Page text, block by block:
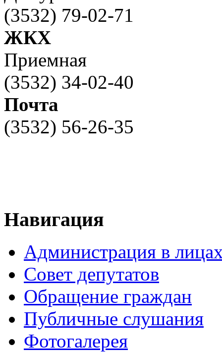
(3532) 79-02-71
ЖКХ
Приемная
(3532) 34-02-40
Почта
(3532) 56-26-35
Навигация
Администрация в
Совет депутатов
Обращение граждан
Публичные слушания
Фотогалерея